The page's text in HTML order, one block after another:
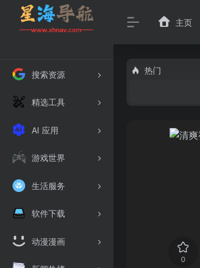
搜索资源
精选工具
AI 应用
游戏世界
生活服务
软件下载
动漫漫画
主页
热门
0